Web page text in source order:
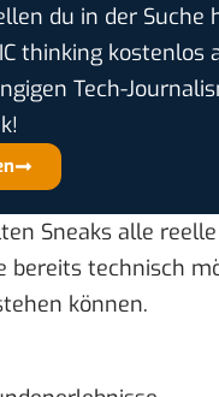
du in der Suche
thinking kostenlos
Tech-
Sneaks alle
bereits technisch
können.